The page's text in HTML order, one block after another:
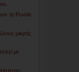
τη Ρωσία
μικρής
με